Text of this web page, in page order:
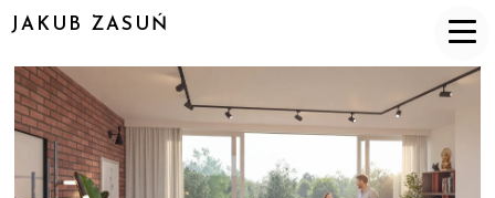
JAKUB ZASUŃ